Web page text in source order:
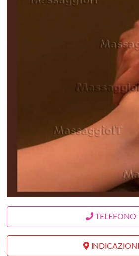
TELEFONO
INDICAZIONI